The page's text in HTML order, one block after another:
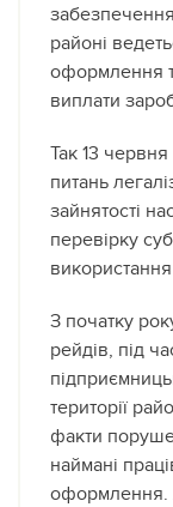
районі
оформлення
виплати
Так 13
питань
зайнятості
перевірку
З початку
рейдів, під
території
факти
наймані
оформлення.